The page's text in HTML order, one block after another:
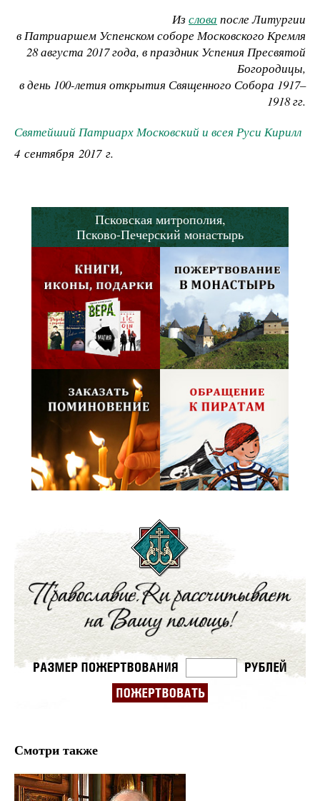
Изслова после Литургии
в Патриаршем Успенском соборе Московского Кремля
28 августа 2017 года, в праздник Успения Пресвятой
Богородицы,
в день 100-летия открытия Священного Собора 1917–
1918 гг.
Святейший Патриарх Московский и всея Руси Кирилл
4 сентября 2017 г.
Псковская митрополия,
Псково-Печерский монастырь
Смотри также